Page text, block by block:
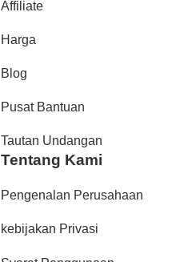
Affiliate
Harga
Blog
Pusat Bantuan
Tautan Undangan
Tentang Kami
Pengenalan Perusahaan
kebijakan Privasi